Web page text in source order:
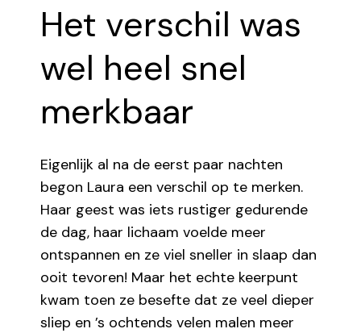
Het verschil was
wel heel snel
merkbaar
Eigenlijk al na de eerst paar nachten
begon Laura een verschil op te merken.
Haar geest was iets rustiger gedurende
de dag, haar lichaam voelde meer
ontspannen en ze viel sneller in slaap dan
ooit tevoren! Maar het echte keerpunt
kwam toen ze besefte dat ze veel dieper
sliep en ’s ochtends velen malen meer